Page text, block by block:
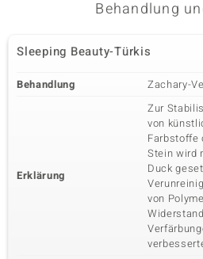
Behandlung
Sleeping Beauty-Türkis
Behandlung Zachary-
Erklärung
Zur
von
Farbstoffe
Stein wird
Duck
von